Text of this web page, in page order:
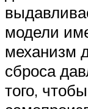
модели
механизм
сброса
того,